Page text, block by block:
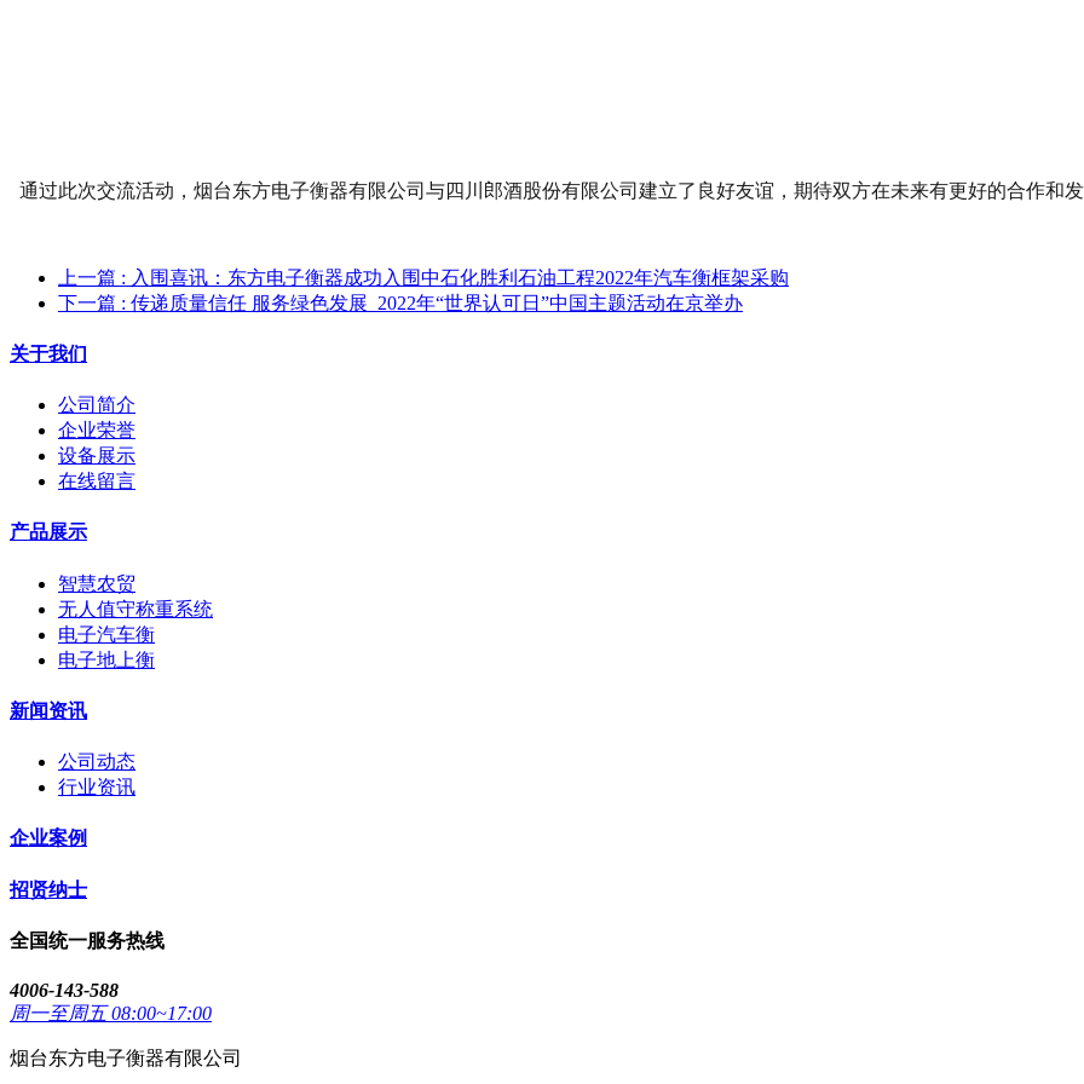
通过此次交流活动，烟台东方电子衡器有限公司与四川郎酒股份有限公司建立了良好友谊，期待双方在未来有更好的合作和
上一篇 : 入围喜讯：东方电子衡器成功入围中石化胜利石油工程2022年汽车衡框架采购
下一篇 : 传递质量信任 服务绿色发展 2022年“世界认可日”中国主题活动在京举办
关于我们
公司简介
企业荣誉
设备展示
在线留言
产品展示
智慧农贸
无人值守称重系统
电子汽车衡
电子地上衡
新闻资讯
公司动态
行业资讯
企业案例
招贤纳士
全国统一服务热线
4006-143-588
周一至周五 08:00~17:00
烟台东方电子衡器有限公司